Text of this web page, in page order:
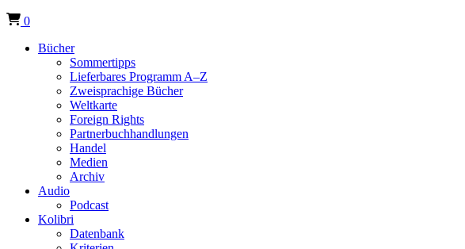
0
Bücher
Sommertipps
Lieferbares Programm A–Z
Zweisprachige Bücher
Weltkarte
Foreign Rights
Partnerbuchhandlungen
Handel
Medien
Archiv
Audio
Podcast
Kolibri
Datenbank